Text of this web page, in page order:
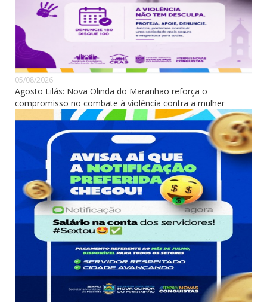
05/08/2026
Agosto Lilás: Nova Olinda do Maranhão reforça o
compromisso no combate à violência contra a mulher